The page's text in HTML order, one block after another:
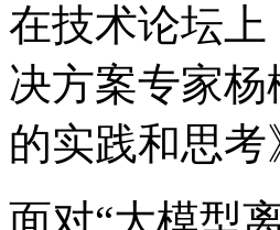
在技术论坛上
决方案专家
的实践和思考